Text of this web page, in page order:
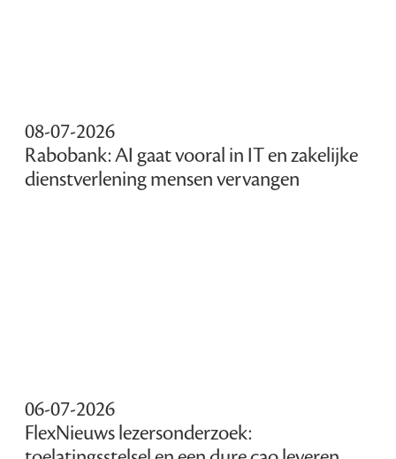
08-07-2026
Rabobank: AI gaat vooral in IT en zakelijke
dienstverlening mensen vervangen
06-07-2026
FlexNieuws lezersonderzoek: